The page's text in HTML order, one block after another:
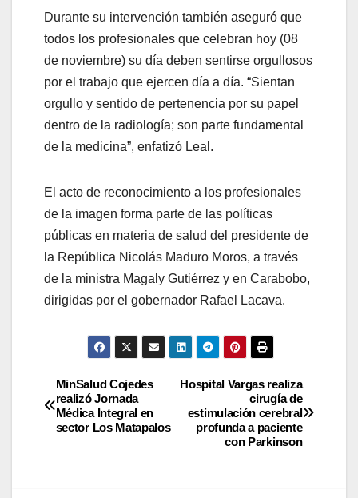
Durante su intervención también aseguró que
todos los profesionales que celebran hoy (08
de noviembre) su día deben sentirse orgullosos
por el trabajo que ejercen día a día. “Sientan
orgullo y sentido de pertenencia por su papel
dentro de la radiología; son parte fundamental
de la medicina”, enfatizó Leal.
El acto de reconocimiento a los profesionales
de la imagen forma parte de las políticas
públicas en materia de salud del presidente de
la República Nicolás Maduro Moros, a través
de la ministra Magaly Gutiérrez y en Carabobo,
dirigidas por el gobernador Rafael Lacava.
Hospital Vargas realiza
cirugía de
estimulación cerebral
profunda a paciente
con Parkinson
MinSalud Cojedes
realizó Jornada
Médica Integral en
sector Los Matapalos